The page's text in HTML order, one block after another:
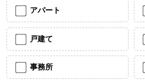
アパート
戸建て
事務所